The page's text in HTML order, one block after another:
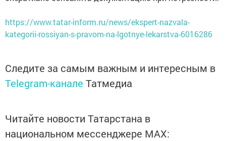
https://www.tatar-inform.ru/news/ekspert-nazvala-
kategorii-rossiyan-s-pravom-na-lgotnye-lekarstva-6016286
Следите за самым важным и интересным в
Telegram-канале Татмедиа
Читайте новости Татарстана в
национальном мессенджере MАХ: